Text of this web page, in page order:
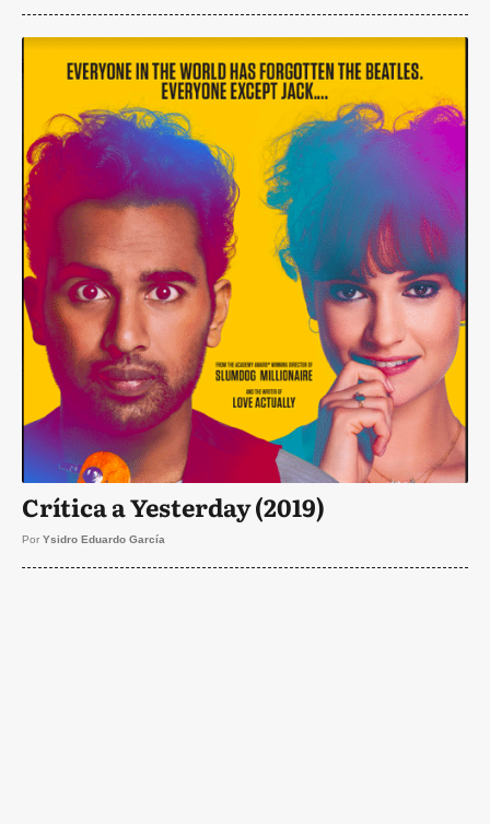
Crítica a Yesterday (2019)
Por Ysidro Eduardo García